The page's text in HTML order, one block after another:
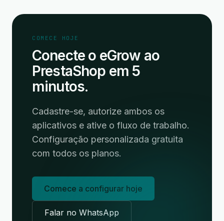
COMECE HOJE
Conecte o eGrow ao
PrestaShop em 5
minutos.
Cadastre-se, autorize ambos os
aplicativos e ative o fluxo de trabalho.
Configuração personalizada gratuita
com todos os planos.
Comece a configurar hoje
Falar no WhatsApp